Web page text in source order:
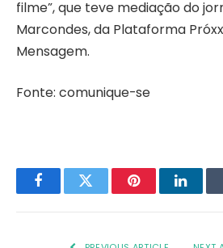
filme”, que teve mediação do
Marcondes, da Plataforma
Mensagem.
Fonte: comunique-se
FacebookTwitter Pinterest